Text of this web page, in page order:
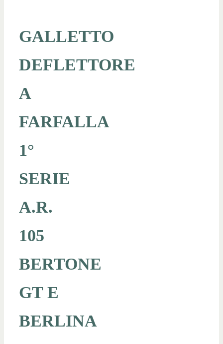
GALLETTO
DEFLETTORE
A
FARFALLA
1°
SERIE
A.R.
105
BERTONE
GT E
BERLINA